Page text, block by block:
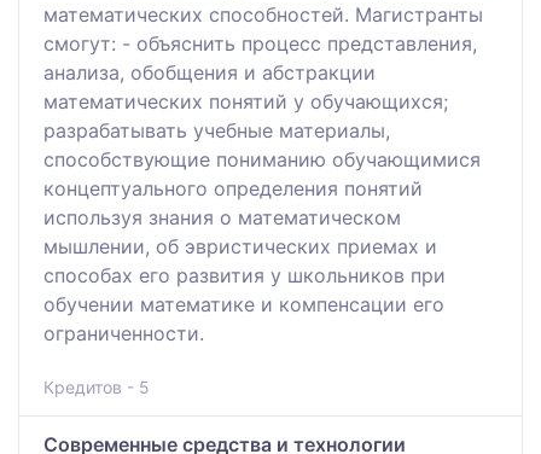
математических способностей. Магистранты
смогут: - объяснить процесс представления,
анализа, обобщения и абстракции
математических понятий у обучающихся;
разрабатывать учебные материалы,
способствующие пониманию обучающимися
концептуального определения понятий
используя знания о математическом
мышлении, об эвристических приемах и
способах его развития у школьников при
обучении математике и компенсации его
ограниченности.
Кредитов - 5
Современные средства и технологии